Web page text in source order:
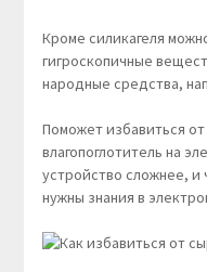
Кроме силикагеля
гигроскопичные
народные средства,
Поможет избавиться
влагопоглотитель на
устройство сложнее, и
нужны знания в